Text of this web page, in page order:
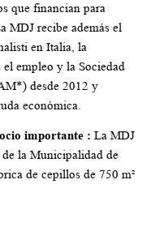
que financian para
MDJ recibe además el
en Italia, la
empleo y la Sociedad
desde 2012 y
económica.
importante : La MDJ
la Municipalidad de
de cepillos de 750 m²